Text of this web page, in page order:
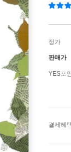
정가
판매가
YES포
결제혜택